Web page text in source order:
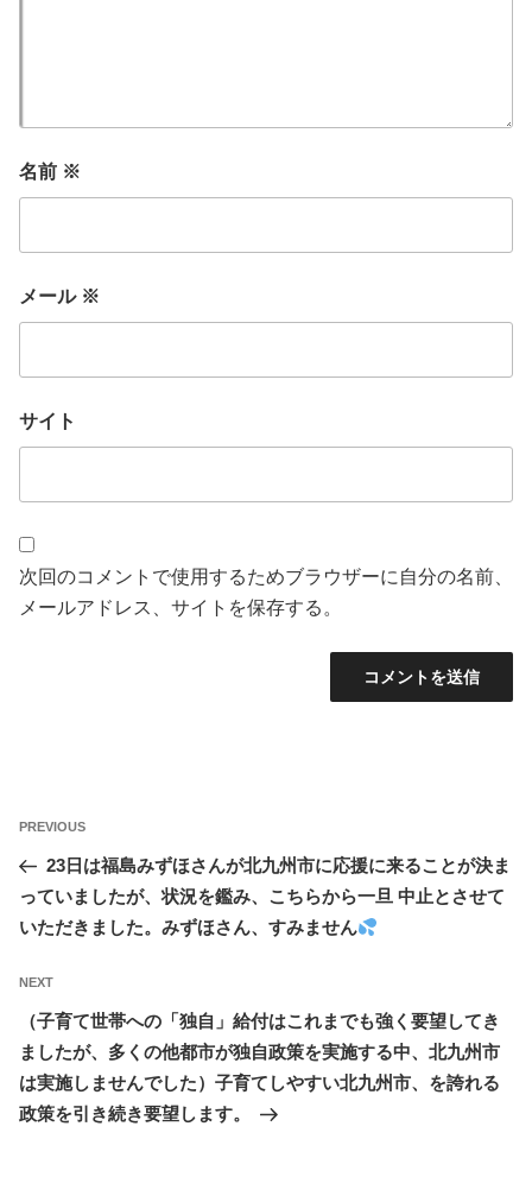
名前 ※
メール ※
サイト
次回のコメントで使用するためブラウザーに自分の名前、
メールアドレス、サイトを保存する。
ナ
ビ
ー
シ
ョ
ン
Previous
Post
PREVIOUS
23日は福島みずほさんが北九州市に応援に来ることが決ま
っていましたが、状況を鑑み、こちらから一旦 中止とさせて
いただきました。みずほさん、すみません
Next
Post
NEXT
（子育て世帯への「独自」給付はこれまでも強く要望してき
ましたが、多くの他都市が独自政策を実施する中、北九州市
は実施しませんでした）子育てしやすい北九州市、を誇れる
政策を引き続き要望します。